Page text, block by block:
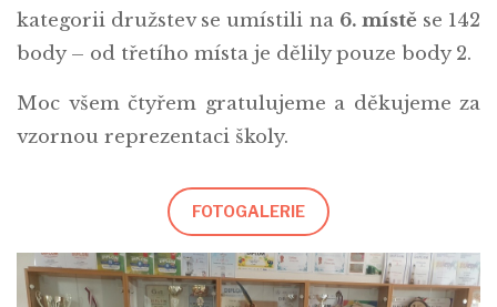
kategorii družstev se umístili na 6. místěse 142
body – od třetího místa je dělily pouze body 2.
Moc všem čtyřem gratulujeme a děkujeme za
vzornou reprezentaci školy.
FOTOGALERIE